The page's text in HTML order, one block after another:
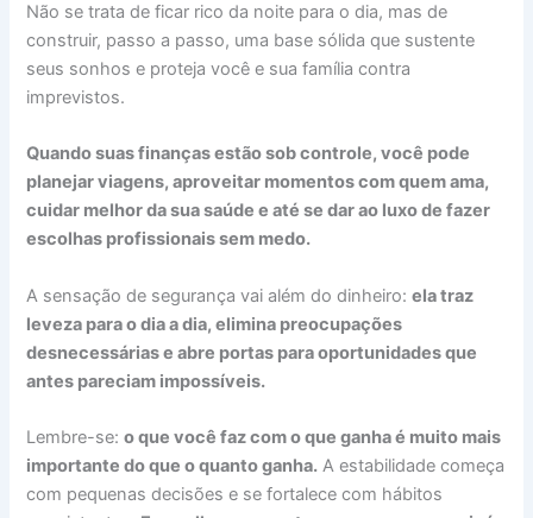
Não se trata de ficar rico da noite para o dia, mas de
construir, passo a passo, uma base sólida que sustente
seus sonhos e proteja você e sua família contra
imprevistos.
Quando suas finanças estão sob controle, você pode
planejar viagens, aproveitar momentos com quem ama,
cuidar melhor da sua saúde e até se dar ao luxo de fazer
escolhas profissionais sem medo.
A sensação de segurança vai além do dinheiro:ela traz
leveza para o dia a dia, elimina preocupações
desnecessárias e abre portas para oportunidades que
antes pareciam impossíveis.
Lembre-se:o que você faz com o que ganha é muito mais
importante do que o quanto ganha. A estabilidade começa
com pequenas decisões e se fortalece com hábitos